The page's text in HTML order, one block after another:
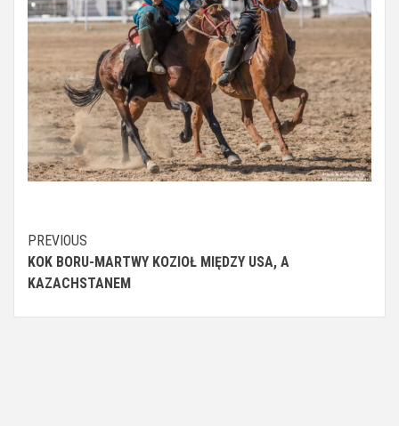
Continue
Reading
PREVIOUS
KOK BORU-MARTWY KOZIOŁ MIĘDZY USA, A
KAZACHSTANEM